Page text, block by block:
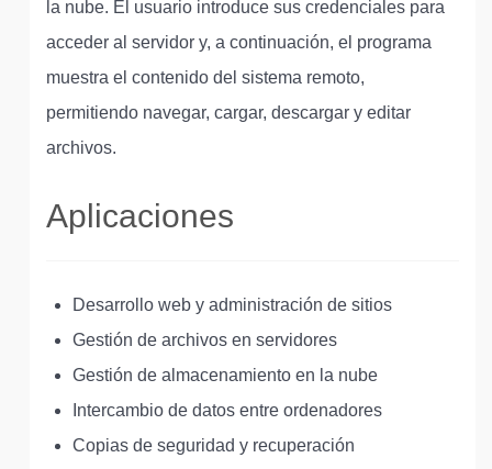
la nube. El usuario introduce sus credenciales para
acceder al servidor y, a continuación, el programa
muestra el contenido del sistema remoto,
permitiendo navegar, cargar, descargar y editar
archivos.
Aplicaciones
Desarrollo web y administración de sitios
Gestión de archivos en servidores
Gestión de almacenamiento en la nube
Intercambio de datos entre ordenadores
Copias de seguridad y recuperación